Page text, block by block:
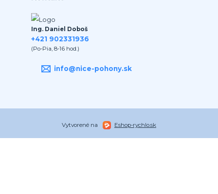
Ing. Daniel Doboš
+421 902331936
(Po-Pia, 8-16 hod.)
info@nice-pohony.sk
Vytvorené na Eshop-rychlo.sk